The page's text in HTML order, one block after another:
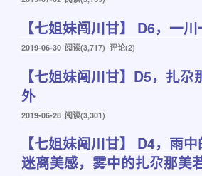
【七姐妹闯川甘】 D6，一
发
2019-06-30 阅读(3,717) 评论(2)
【七姐妹闯川甘】D5，扎
外
发
2019-06-28 阅读(3,301)
【七姐妹闯川甘】 D4，雨
迷离美感，雾中的扎尕那美